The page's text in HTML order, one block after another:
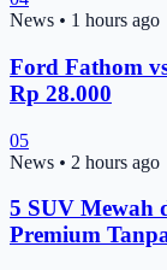
News • 1 hours ago
Ford Fathom
Rp 28.000
05
News • 2 hours ago
5 SUV Mewah
Premium